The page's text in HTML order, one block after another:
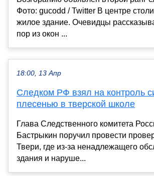
Фото: gucodd / Twitter В центре
жилое здание. Очевидцы
пор из окон ...
18:00, 13 Апр
Следком РФ взял на контроль
плесенью в тверской школе
Глава Следственного комитета
Бастрыкин поручил провести
Твери, где из-за ненадлежащего
здания и наруше...